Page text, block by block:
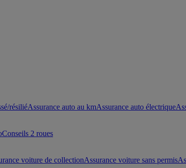
résiliéAssurance auto au kmAssurance auto électrique
Conseils 2 roues
voiture de collectionAssurance voiture sans permis